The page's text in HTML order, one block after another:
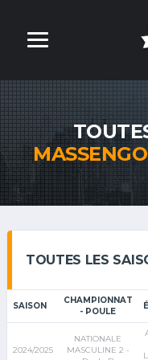
TOUTES LES
SAISON
CHAMPIONNAT
- POULE
2024/2025
NATIONALE
MASCULINE 2 -